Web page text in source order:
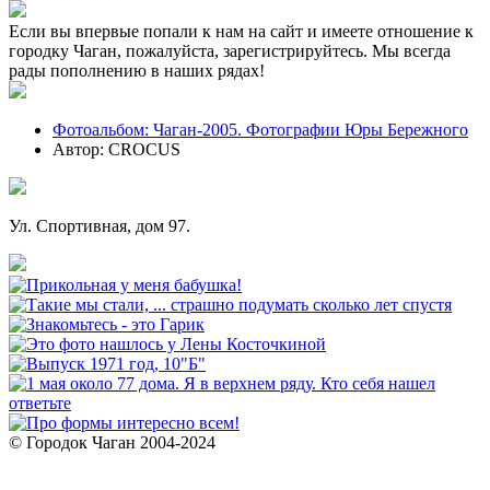
Если вы впервые попали к нам на сайт и имеете отношение к
городку Чаган, пожалуйста, зарегистрируйтесь. Мы всегда
рады пополнению в наших рядах!
Фотоальбом: Чаган-2005. Фотографии Юры Бережного
Автор: CROCUS
Ул. Спортивная, дом 97.
© Городок Чаган 2004-2024